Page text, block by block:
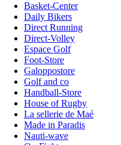
Basket-Center
Daily Bikers
Direct Running
Direct-Volley
Espace Golf
Foot-Store
Galoppostore
Golf and co
Handball-Store
House of Rugby
La sellerie de Maé
Made in Paradis
Nauti-wave